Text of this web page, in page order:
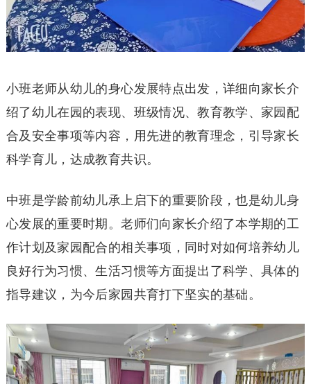
小班老师从幼儿的身心发展特点出发，详细向家长介
绍了幼儿在园的表现、班级情况、教育教学、家园配
合及安全事项等内容，用先进的教育理念，引导家长
科学育儿，达成教育共识。
中班是学龄前幼儿承上启下的重要阶段，也是幼儿身
心发展的重要时期。老师们向家长介绍了本学期的工
作计划及家园配合的相关事项，同时对如何培养幼儿
良好行为习惯、生活习惯等方面提出了科学、具体的
指导建议，为今后家园共育打下坚实的基础。